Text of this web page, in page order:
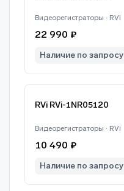
Видеорегистраторы · RVi
22 990 ₽
Наличие по запросу
RVi RVi-1NR05120
Видеорегистраторы · RVi
10 490 ₽
Наличие по запросу